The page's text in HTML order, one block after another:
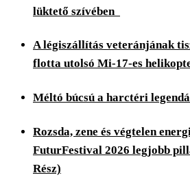
lüktető szívében
A légiszállítás veteránjának
flotta utolsó Mi-17-es
Méltó búcsú a harctéri
Rozsda, zene és végtelen
FuturFestival 2026 legjobb
Rész)